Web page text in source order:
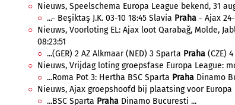
Nieuws, Speelschema Europa League bekend, 31
...- Beşiktaş J.K. 03-10 18:45 Slavia Praha - Ajax 24-
Nieuws, Voorloting EL: Ajax loot Qarabağ, Molde,
08:23:51
...(GER) 2 AZ Alkmaar (NED) 3 Sparta Praha (CZE)
Nieuws, Vrijdag loting groepsfase Europa League:
...Roma Pot 3: Hertha BSC Sparta Praha Dinamo
Nieuws, Ajax groepshoofd bij plaatsing voor Europa
...BSC Sparta Praha Dinamo Bucuresti ...